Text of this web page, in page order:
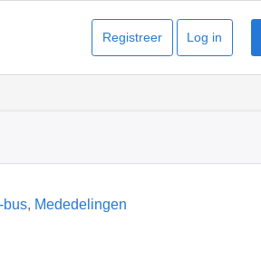
Log in
Registreer
bus, Mededelingen